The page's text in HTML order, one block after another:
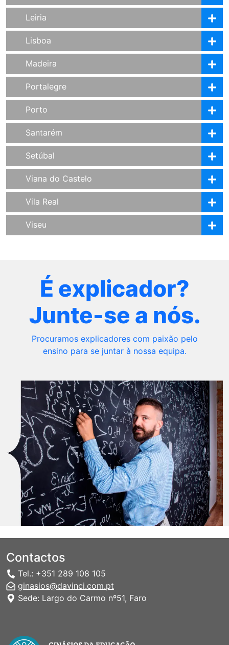
Leiria
Lisboa
Madeira
Portalegre
Porto
Santarém
Setúbal
Viana do Castelo
Vila Real
Viseu
É explicador?
Junte-se a nós.
Procuramos explicadores com paixão pelo
ensino para se juntar à nossa equipa.
Contactos
Tel.: +351 289 108 105
ginasios@davinci.com.pt
Sede: Largo do Carmo nº51, Faro